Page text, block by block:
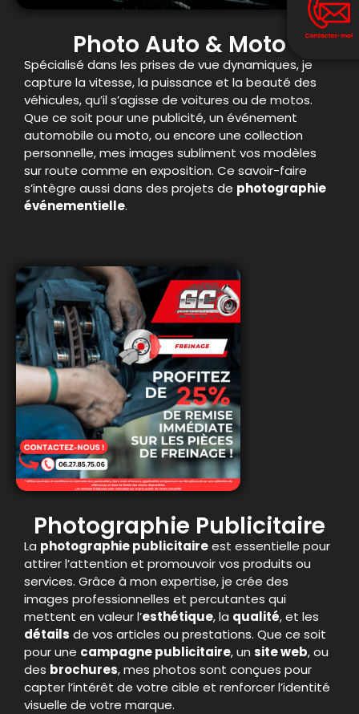
Photo Auto & Moto
Spécialisé dans les prises de vue dynamiques, je
capture la vitesse, la puissance et la beauté des
véhicules, qu’il s’agisse de voitures ou de motos.
Que ce soit pour une publicité, un événement
automobile ou moto, ou encore une collection
personnelle, mes images subliment vos modèles
sur route comme en exposition. Ce savoir-faire
s’intègre aussi dans des projets de photographie
événementielle.
Photographie Publicitaire
La photographie publicitaireest essentielle pour
attirer l’attention et promouvoir vos produits ou
services. Grâce à mon expertise, je crée des
images professionnelles et percutantes qui
mettent en valeur l’esthétique, la qualité, et les
détails de vos articles ou prestations. Que ce soit
pour une campagne publicitaire, un site web, ou
des brochures, mes photos sont conçues pour
capter l’intérêt de votre cible et renforcer l’identité
visuelle de votre marque.